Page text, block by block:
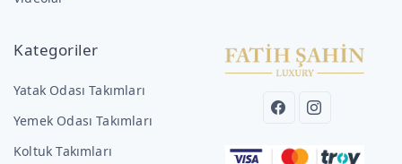
Kategoriler
Yatak Odası Takımları
Yemek Odası Takımları
Koltuk Takımları